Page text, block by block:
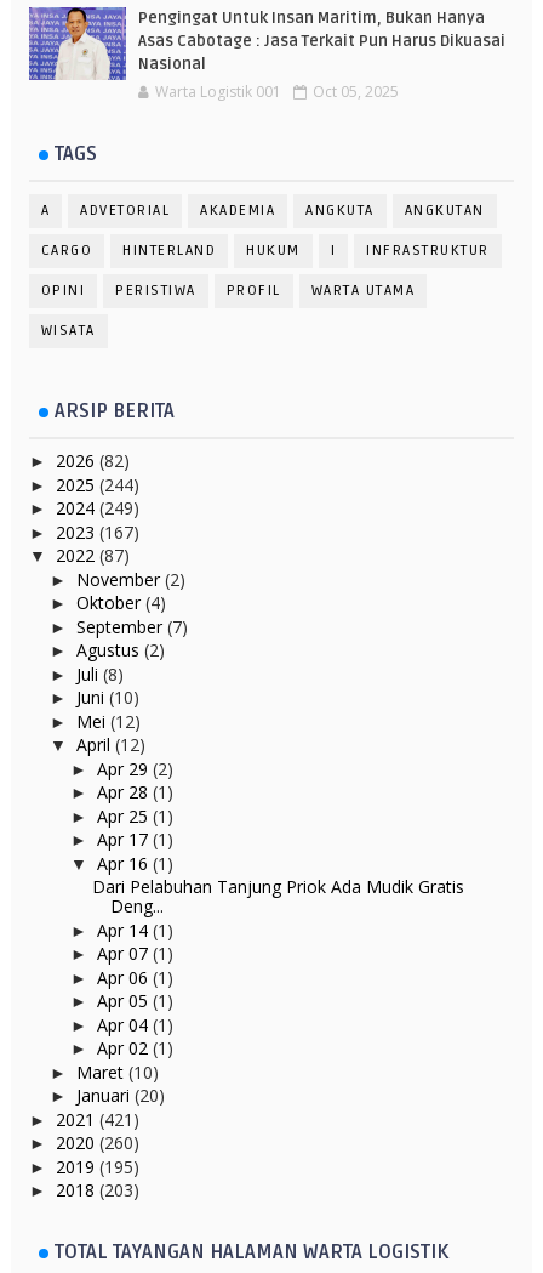
Pengingat Untuk Insan Maritim, Bukan Hanya
Asas Cabotage : Jasa Terkait Pun Harus Dikuasai
Nasional
Warta Logistik 001 Oct 05, 2025
TAGS
A ADVETORIAL AKADEMIA ANGKUTA ANGKUTAN
CARGO HINTERLAND HUKUM I INFRASTRUKTUR
OPINI PERISTIWA PROFIL WARTA UTAMA
WISATA
ARSIP BERITA
► 2026 (82)
► 2025 (244)
► 2024 (249)
► 2023 (167)
▼ 2022 (87)
► November(2)
► Oktober(4)
► September(7)
► Agustus (2)
► Juli (8)
► Juni (10)
► Mei (12)
▼ April (12)
► Apr 29 (2)
► Apr 28 (1)
► Apr 25 (1)
► Apr 17 (1)
▼ Apr 16 (1)
Dari Pelabuhan Tanjung Priok Ada Mudik Gratis
Deng...
► Apr 14 (1)
► Apr 07 (1)
► Apr 06 (1)
► Apr 05 (1)
► Apr 04 (1)
► Apr 02 (1)
► Maret (10)
► Januari (20)
► 2021 (421)
► 2020 (260)
► 2019 (195)
► 2018 (203)
TOTAL TAYANGAN HALAMAN WARTA LOGISTIK